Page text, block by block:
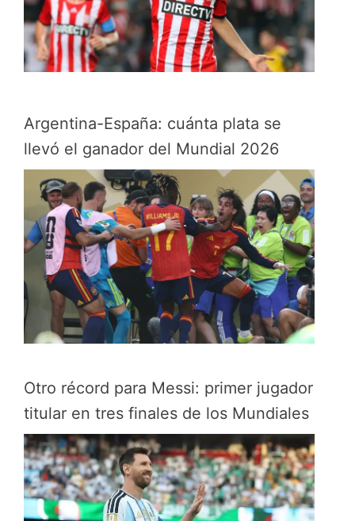
Argentina-España: cuánta plata se
llevó el ganador del Mundial 2026
Otro récord para Messi: primer jugador
titular en tres finales de los Mundiales